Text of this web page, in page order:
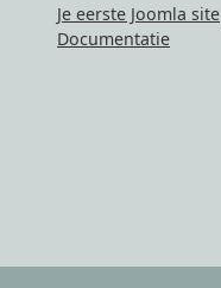
Je eerste Joomla site
Documentatie